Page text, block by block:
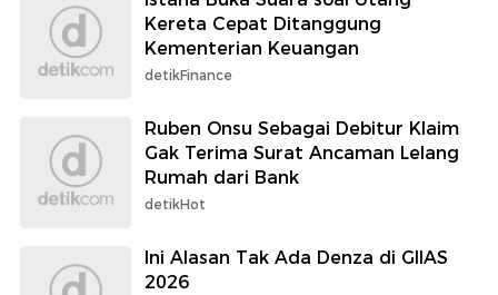
Kereta Cepat Ditanggung
Kementerian Keuangan
detikFinance
Ruben Onsu Sebagai Debitur Klaim
Gak Terima Surat Ancaman Lelang
Rumah dari Bank
detikHot
Ini Alasan Tak Ada Denza di GIIAS
2026